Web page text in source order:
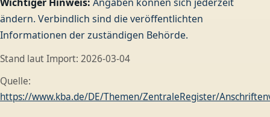
ändern. Verbindlich sind die veröffentlichten
Informationen der zuständigen Behörde.
Stand laut Import: 2026-03-04
Quelle:
https://www.kba.de/DE/Themen/ZentraleRegister/